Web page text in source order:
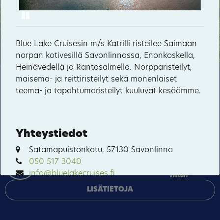
Tämä sivusto käyttää pakollisia evästeitä sivuston
toiminnan ja tietoturvan varmentamiseen sekä
HYVÄKSY KAIKKI
HALLINNOI EVÄSTEITÄ
LISÄTIETOJA
Valamon luostari
Kerman kanava
Koloveden kansallispuisto
Sarvikumpu
Vihtari
Pause
Blue Lake Cruisesin m/s Katrilli risteilee Saimaan
norpan kotivesillä Savonlinnassa, Enonkoskella,
Heinävedellä ja Rantasalmella. Norpparisteilyt,
maisema- ja reittiristeilyt sekä monenlaiset
teema- ja tapahtumaristeilyt kuuluvat kesäämme.
Yhteystiedot
Satamapuistonkatu, 57130 Savonlinna
050 517 3040
info@bluelakecruises.fi
VERKKOSIVUSTO